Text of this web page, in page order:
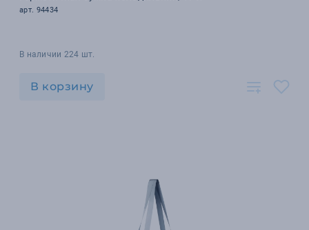
арт. 94434
В наличии 224 шт.
В корзину